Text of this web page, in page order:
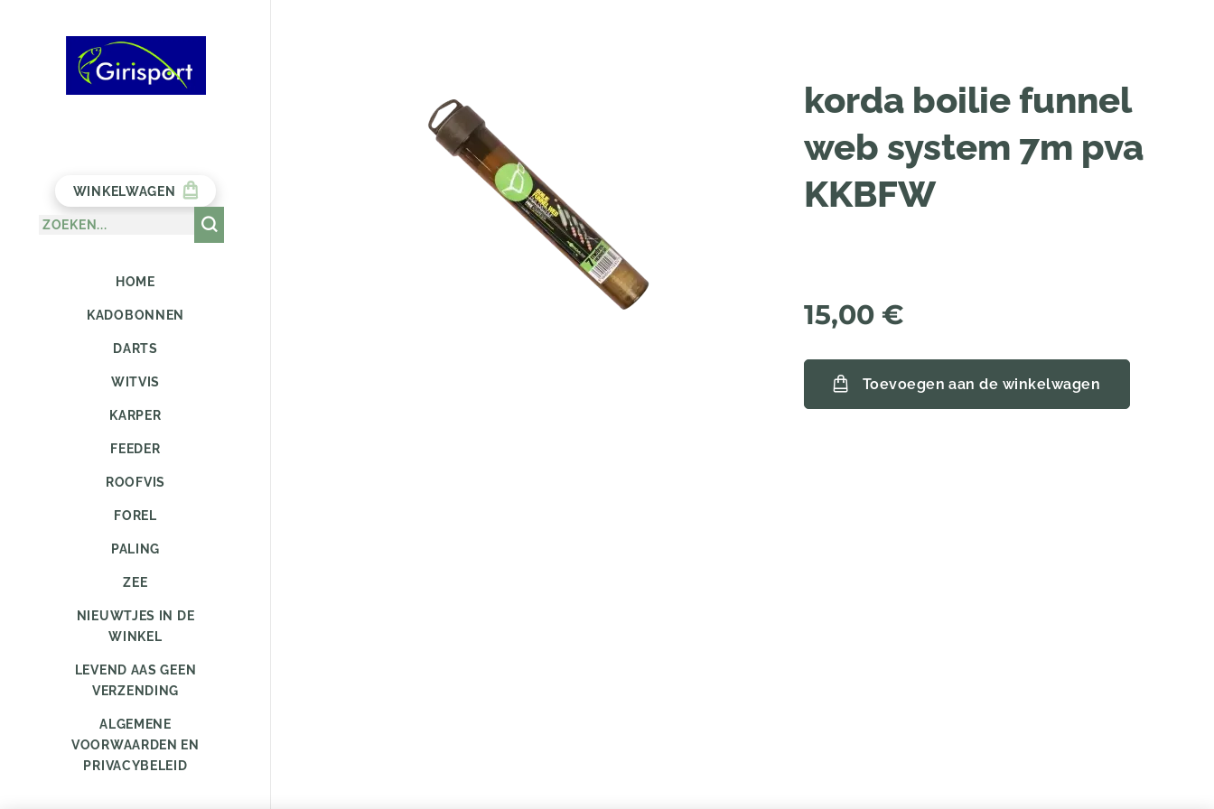
WINKELWAGEN
HOME
KADOBONNEN
DARTS
WITVIS
KARPER
FEEDER
ROOFVIS
FOREL
PALING
ZEE
NIEUWTJES IN DE
WINKEL
LEVEND AAS GEEN
VERZENDING
ALGEMENE
VOORWAARDEN EN
PRIVACYBELEID
korda boilie funnel
web system 7m pva
KKBFW
15,00 €
Toevoegen aan de winkelwagen